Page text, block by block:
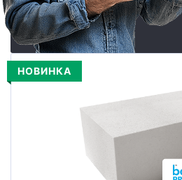
НОВИНКА